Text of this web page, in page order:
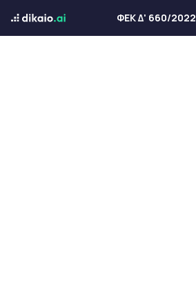
ΦΕΚ Δ' 660/2022